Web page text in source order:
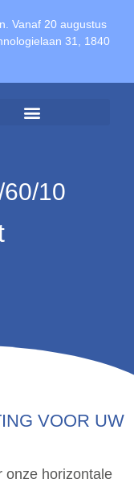
Vanaf 20 augustus
31, 1840
10
VOOR UW
onze horizontale